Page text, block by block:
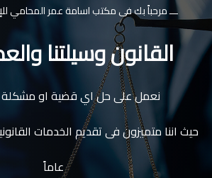
ـــ مرحباً بك فى مكتب اسامة عمر المحامي
القانون وسيلتنا
نعمل على حل اي قضية او
عاماً